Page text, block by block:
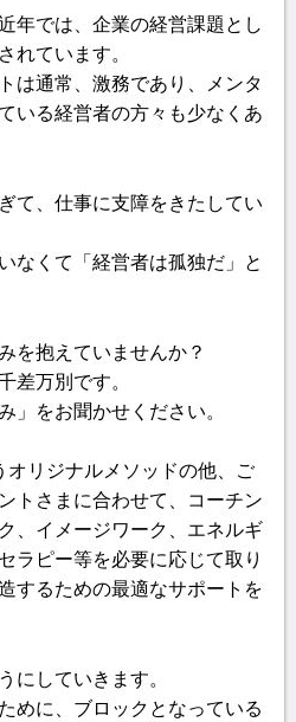
年では、企業の経営課題とし
れています。
は通常、激務であり、メンタ
いる経営者の方々も少なくあ
て、仕事に支障をきたしてい
なくて「経営者は孤独だ」と
を抱えていませんか？
差万別です。
」をお聞かせください。
オリジナルメソッドの他、ご
トさまに合わせて、コーチン
、イメージワーク、エネルギ
ラピー等を必要に応じて取り
するための最適なサポートを
にしていきます。
めに、ブロックとなっている